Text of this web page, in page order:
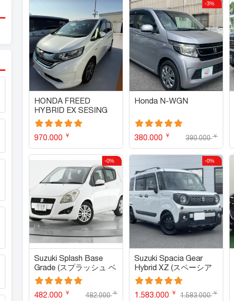
HONDA FREED
HYBRID EX SESING
970.000 ￥
-3%
Honda N-WGN
390.000￥
380.000 ￥
-0%
Suzuki Splash Base
Grade (スプラッシュ ベ
ースグレード)
482.000￥
482.000 ￥
-0%
Suzuki Spacia Gear
Hybrid XZ (スペーシア
ギア ハイブリッドＸＺ)
1.583.000￥
1.583.000 ￥